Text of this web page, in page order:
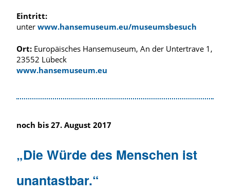
Eintritt:
unter www.hansemuseum.eu/museumsbesuch
Ort: Europäisches Hansemuseum, An der Untertrave 1,
23552 Lübeck
www.hansemuseum.eu
noch bis 27. August 2017
„Die Würde des Menschen ist
unantastbar.“